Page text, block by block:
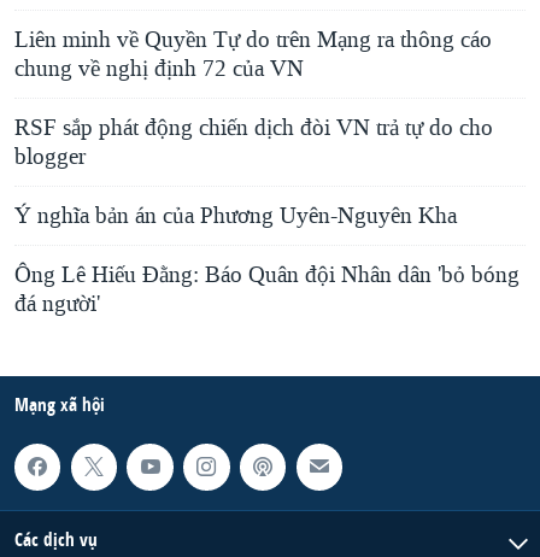
Liên minh về Quyền Tự do trên Mạng ra thông cáo
chung về nghị định 72 của VN
RSF sắp phát động chiến dịch đòi VN trả tự do cho
blogger
Ý nghĩa bản án của Phương Uyên-Nguyên Kha
Ông Lê Hiếu Đằng: Báo Quân đội Nhân dân 'bỏ bóng
đá người'
Mạng xã hội
Các dịch vụ